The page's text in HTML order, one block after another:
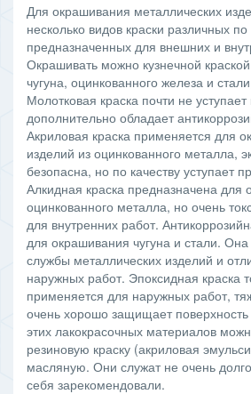
Для окрашивания металлических
несколько видов краски различных по
предназначенных для внешних и
Окрашивать можно кузнечной
чугуна, оцинкованного железа и
Молотковая краска почти не уступает
дополнительно обладает
Акриловая краска применяется для
изделий из оцинкованного металла,
безопасна, но по качеству уступает
Алкидная краска предназначена для
оцинкованного металла, но очень
для внутренних работ.
для окрашивания чугуна и стали.
службы металлических изделий и
наружных работ. Эпоксидная краска
применяется для наружных работ,
очень хорошо защищает
этих лакокрасочных материалов
резиновую краску (акриловая
масляную. Они служат не очень
себя зарекомендовали.